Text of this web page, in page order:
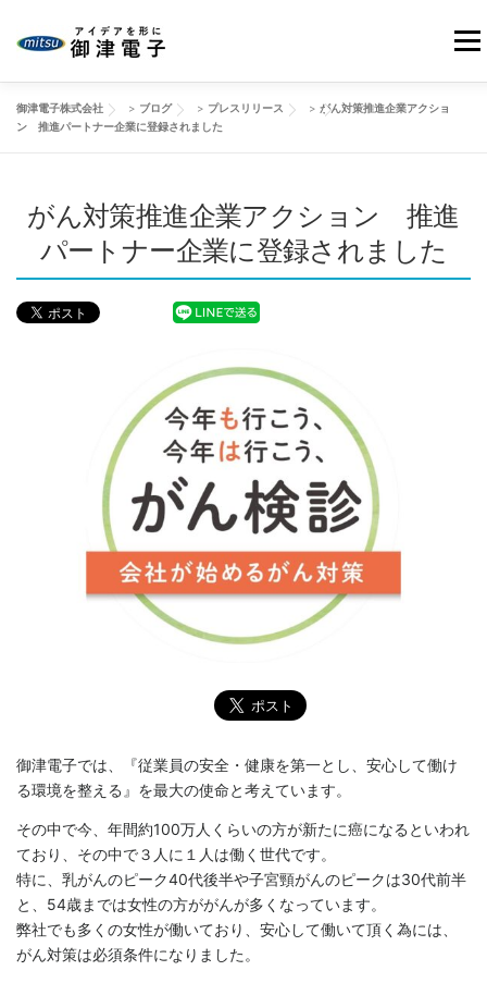
ン
メニ
HOME 当社の強み
会社情報 製品事例 改善動画 ブログ
御津電子株式会社 > ブログ > プレスリリース > がん対策推進企業アクショ
ン 推進パートナー企業に登録されました
がん対策推進企業アクション 推進
パートナー企業に登録されました
御津電子では、『従業員の安全・健康を第一とし、安心して働け
る環境を整える』を最大の使命と考えています。
その中で今、年間約100万人くらいの方が新たに癌になるといわれ
ており、その中で３人に１人は働く世代です。
特に、乳がんのピーク40代後半や子宮頸がんのピークは30代前半
と、54歳までは女性の方ががんが多くなっています。
弊社でも多くの女性が働いており、安心して働いて頂く為には、
がん対策は必須条件になりました。